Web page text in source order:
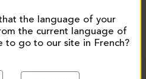
SIMILAIRES
the language of your
the current language of
to go to our site in French?